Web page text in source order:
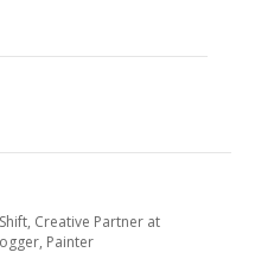
Creative Partner at
Painter